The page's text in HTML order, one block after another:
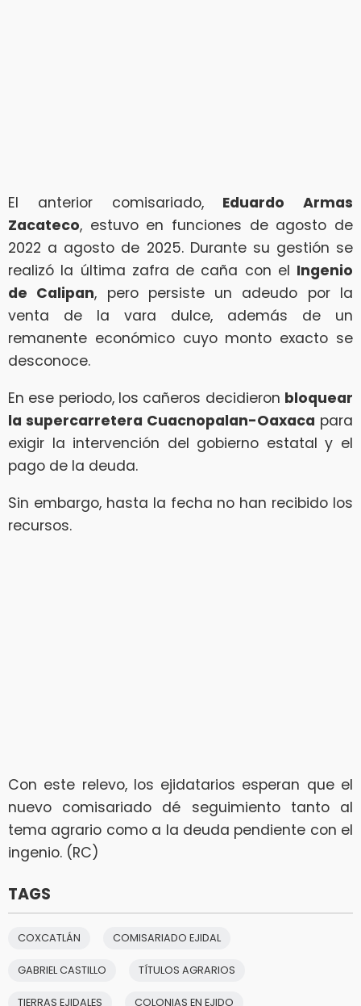
El anterior comisariado, Eduardo Armas
Zacateco, estuvo en funciones de agosto de
2022 a agosto de 2025. Durante su gestión se
realizó la última zafra de caña con el Ingenio
de Calipan, pero persiste un adeudo por la
venta de la vara dulce, además de un
remanente económico cuyo monto exacto se
desconoce.
En ese periodo, los cañeros decidieron bloquear
la supercarretera Cuacnopalan-Oaxaca para
exigir la intervención del gobierno estatal y el
pago de la deuda.
Sin embargo, hasta la fecha no han recibido los
recursos.
Con este relevo, los ejidatarios esperan que el
nuevo comisariado dé seguimiento tanto al
tema agrario como a la deuda pendiente con el
ingenio. (RC)
TAGS
COXCATLÁN COMISARIADO EJIDAL
GABRIEL CASTILLO TÍTULOS AGRARIOS
TIERRAS EJIDALES COLONIAS EN EJIDO